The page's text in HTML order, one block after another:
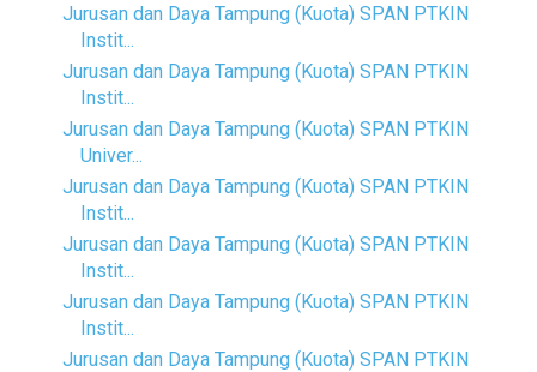
Jurusan dan Daya Tampung (Kuota) SPAN PTKIN
Instit...
Jurusan dan Daya Tampung (Kuota) SPAN PTKIN
Instit...
Jurusan dan Daya Tampung (Kuota) SPAN PTKIN
Univer...
Jurusan dan Daya Tampung (Kuota) SPAN PTKIN
Instit...
Jurusan dan Daya Tampung (Kuota) SPAN PTKIN
Instit...
Jurusan dan Daya Tampung (Kuota) SPAN PTKIN
Instit...
Jurusan dan Daya Tampung (Kuota) SPAN PTKIN